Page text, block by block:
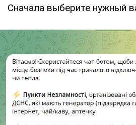
Сначала выберите нужный